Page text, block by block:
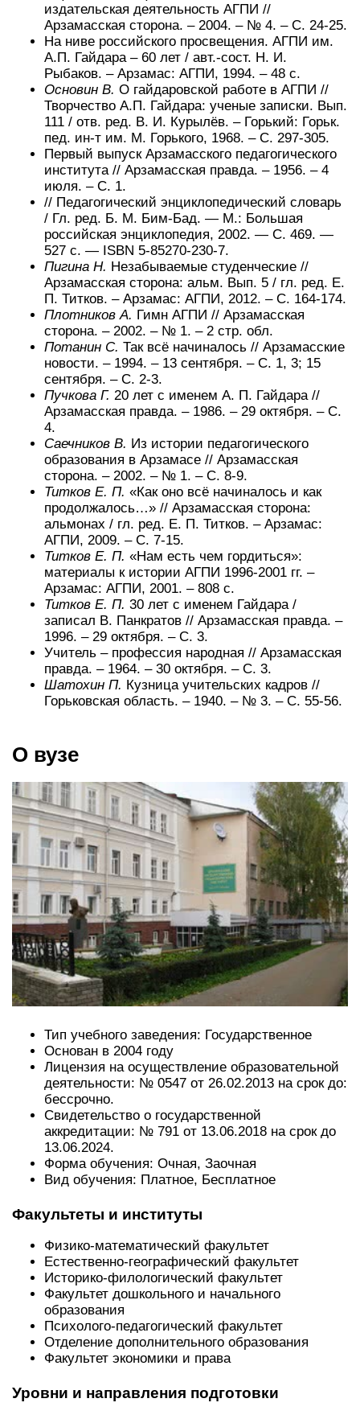
издательская деятельность АГПИ //
Арзамасская сторона. – 2004. – № 4. – С. 24-25.
На ниве российского просвещения. АГПИ им.
А.П. Гайдара – 60 лет / авт.-сост. Н. И.
Рыбаков. – Арзамас: АГПИ, 1994. – 48 с.
Основин В. О гайдаровской работе в АГПИ //
Творчество А.П. Гайдара: ученые записки. Вып.
111 / отв. ред. В. И. Курылёв. – Горький: Горьк.
пед. ин-т им. М. Горького, 1968. – С. 297-305.
Первый выпуск Арзамасского педагогического
института // Арзамасская правда. – 1956. – 4
июля. – С. 1.
// Педагогический энциклопедический словарь
/ Гл. ред. Б. М. Бим-Бад. — М.: Большая
российская энциклопедия, 2002. — С. 469. —
527 с. — ISBN 5-85270-230-7.
Пигина Н. Незабываемые студенческие //
Арзамасская сторона: альм. Вып. 5 / гл. ред. Е.
П. Титков. – Арзамас: АГПИ, 2012. – С. 164-174.
Плотников А. Гимн АГПИ // Арзамасская
сторона. – 2002. – № 1. – 2 стр. обл.
Потанин С. Так всё начиналось // Арзамасские
новости. – 1994. – 13 сентября. – С. 1, 3; 15
сентября. – С. 2-3.
Пучкова Г. 20 лет с именем А. П. Гайдара //
Арзамасская правда. – 1986. – 29 октября. – С.
4.
Саечников В. Из истории педагогического
образования в Арзамасе // Арзамасская
сторона. – 2002. – № 1. – С. 8-9.
Титков Е. П. «Как оно всё начиналось и как
продолжалось…» // Арзамасская сторона:
альмонах / гл. ред. Е. П. Титков. – Арзамас:
АГПИ, 2009. – С. 7-15.
Титков Е. П. «Нам есть чем гордиться»:
материалы к истории АГПИ 1996-2001 гг. –
Арзамас: АГПИ, 2001. – 808 с.
Титков Е. П. 30 лет с именем Гайдара /
записал В. Панкратов // Арзамасская правда. –
1996. – 29 октября. – С. 3.
Учитель – профессия народная // Арзамасская
правда. – 1964. – 30 октября. – С. 3.
Шатохин П. Кузница учительских кадров //
Горьковская область. – 1940. – № 3. – С. 55-56.
О вузе
Тип учебного заведения: Государственное
Основан в 2004 году
Лицензия на осуществление образовательной
деятельности: № 0547 от 26.02.2013 на срок до:
бессрочно.
Свидетельство о государственной
аккредитации: № 791 от 13.06.2018 на срок до
13.06.2024.
Форма обучения: Очная, Заочная
Вид обучения: Платное, Бесплатное
Факультеты и институты
Физико-математический факультет
Естественно-географический факультет
Историко-филологический факультет
Факультет дошкольного и начального
образования
Психолого-педагогический факультет
Отделение дополнительного образования
Факультет экономики и права
Уровни и направления подготовки